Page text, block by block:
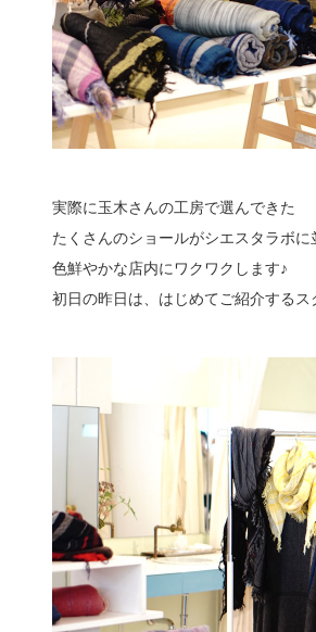
実際に玉木さんの工房で選んできた
たくさんのショールがシエスタラボに
色鮮やかな店内にワクワクします♪
初日の昨日は、はじめてご紹介するス